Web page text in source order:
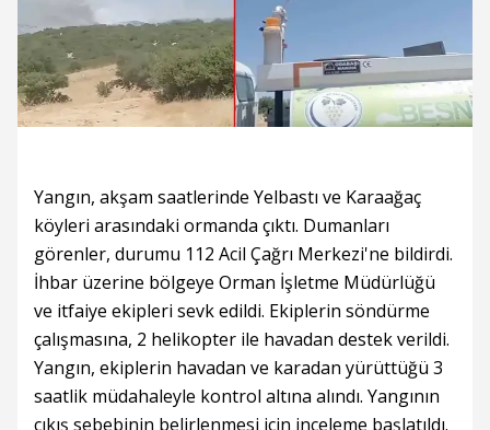
Yangın, akşam saatlerinde Yelbastı ve Karaağaç
köyleri arasındaki ormanda çıktı. Dumanları
görenler, durumu 112 Acil Çağrı Merkezi'ne bildirdi.
İhbar üzerine bölgeye Orman İşletme Müdürlüğü
ve itfaiye ekipleri sevk edildi. Ekiplerin söndürme
çalışmasına, 2 helikopter ile havadan destek verildi.
Yangın, ekiplerin havadan ve karadan yürüttüğü 3
saatlik müdahaleyle kontrol altına alındı. Yangının
çıkış sebebinin belirlenmesi için inceleme başlatıldı.